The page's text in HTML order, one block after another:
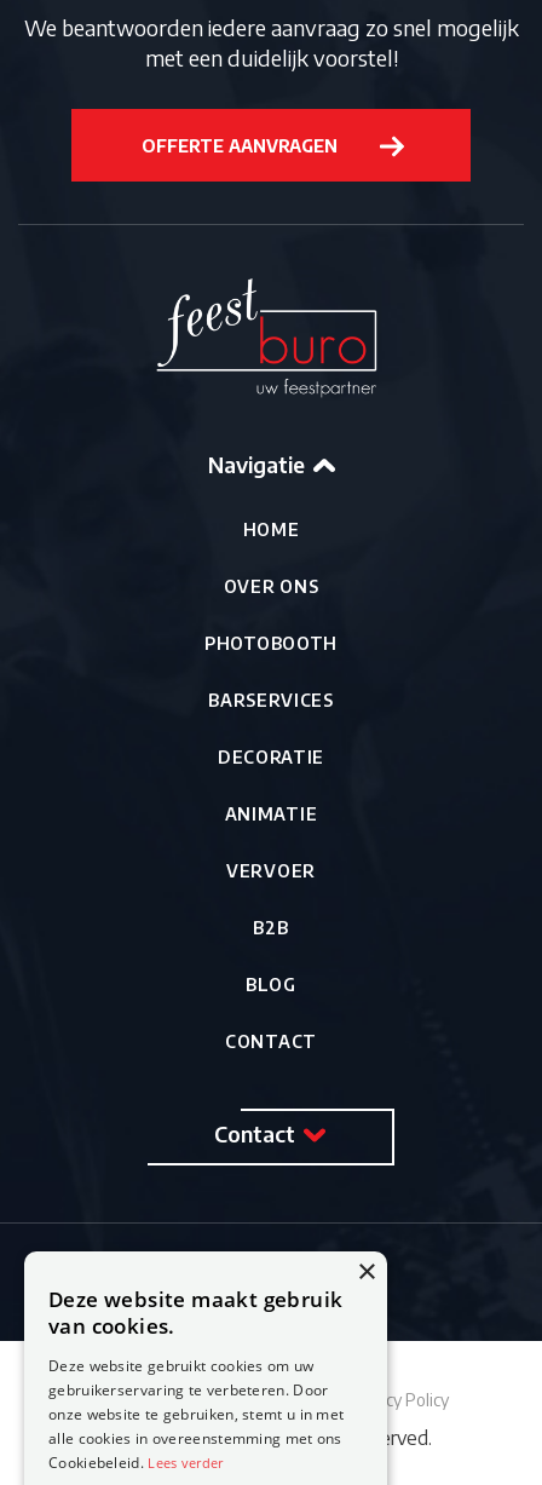
We beantwoorden iedere aanvraag zo snel mogelijk
met een duidelijk voorstel!
OFFERTE AANVRAGEN
Navigatie
HOME
OVER ONS
PHOTOBOOTH
BARSERVICES
DECORATIE
ANIMATIE
VERVOER
B2B
BLOG
CONTACT
Contact
Sitemap Cookie Policy Privacy Policy
© 2026 Feestburo. All rights reserved.
×
Deze website maakt gebruik
van cookies.
Deze website gebruikt cookies om uw
gebruikerservaring te verbeteren. Door
onze website te gebruiken, stemt u in met
alle cookies in overeenstemming met ons
Cookiebeleid. Lees verder